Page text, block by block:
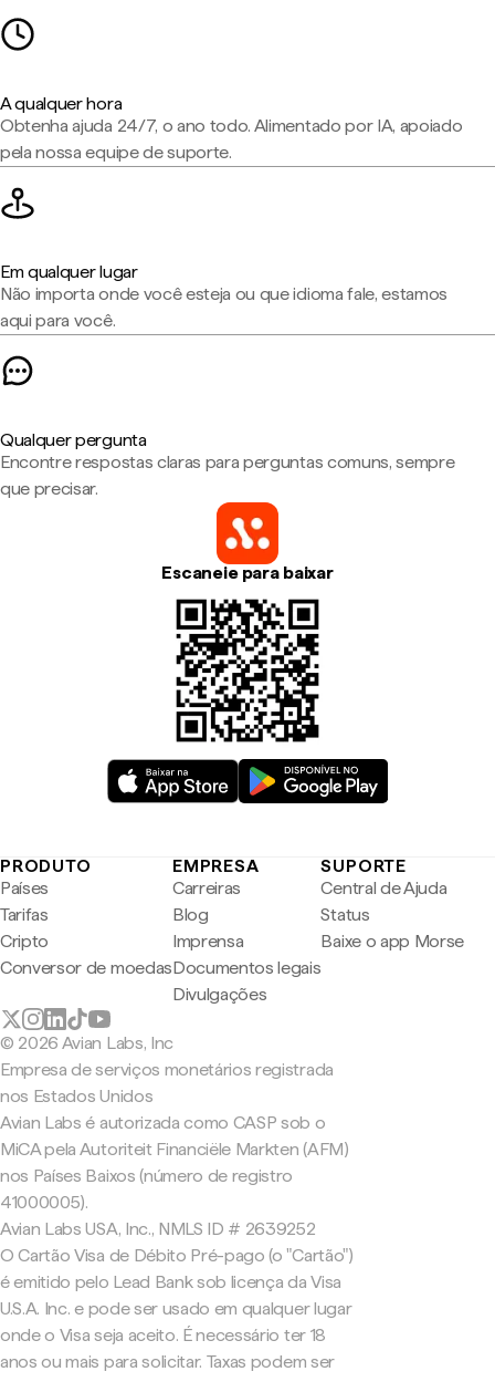
A qualquer hora
Obtenha ajuda 24/7, o ano todo. Alimentado por IA, apoiado
pela nossa equipe de suporte.
Em qualquer lugar
Não importa onde você esteja ou que idioma fale, estamos
aqui para você.
Qualquer pergunta
Encontre respostas claras para perguntas comuns, sempre
que precisar.
Escaneie para baixar
PRODUTO
Países
Tarifas
Cripto
Conversor de moedas
EMPRESA
Carreiras
Blog
Imprensa
Documentos legais
Divulgações
SUPORTE
Central de Ajuda
Status
Baixe o app Morse
© 2026 Avian Labs, Inc
Empresa de serviços monetários registrada
nos Estados Unidos
Avian Labs é autorizada como CASP sob o
MiCA pela Autoriteit Financiële Markten (AFM)
nos Países Baixos (número de registro
41000005).
Avian Labs USA, Inc., NMLS ID # 2639252
O Cartão Visa de Débito Pré-pago (o "Cartão")
é emitido pelo Lead Bank sob licença da Visa
U.S.A. Inc. e pode ser usado em qualquer lugar
onde o Visa seja aceito. É necessário ter 18
anos ou mais para solicitar. Taxas podem ser